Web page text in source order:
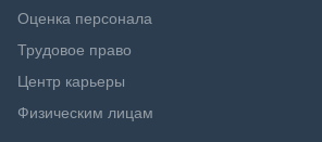
Оценка персонала
Трудовое право
Центр карьеры
Физическим лицам